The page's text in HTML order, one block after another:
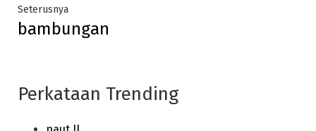
SeterusnyaNext
post:
bambungan
Perkataan Trending